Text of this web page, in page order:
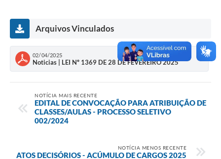
Arquivos Vinculados
02/04/2025
Noticias | LEI Nº 1369 DE 28 DE FEVEREIRO 2025
NOTÍCIA MAIS RECENTE
EDITAL DE CONVOCAÇÃO PARA ATRIBUIÇÃO DE
CLASSES/AULAS - PROCESSO SELETIVO
002/2024
NOTÍCIA MENOS RECENTE
ATOS DECISÓRIOS - ACÚMULO DE CARGOS 2025